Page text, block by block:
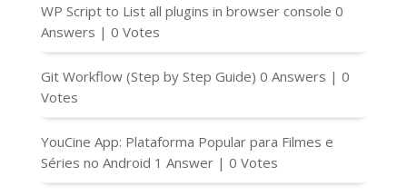
WP Script to List all plugins in browser console 0
Answers | 0 Votes
Git Workflow (Step by Step Guide) 0 Answers | 0
Votes
YouCine App: Plataforma Popular para Filmes e
Séries no Android 1 Answer | 0 Votes